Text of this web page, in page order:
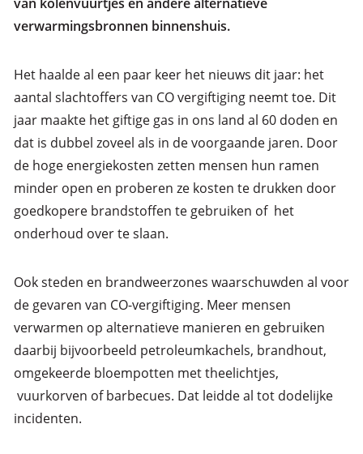
verwarmingsbronnen binnenshuis.
Het haalde al een paar keer het nieuws dit jaar: het
aantal slachtoffers van CO vergiftiging neemt toe. Dit
jaar maakte het giftige gas in ons land al 60 doden en
dat is dubbel zoveel als in de voorgaande jaren. Door
de hoge energiekosten zetten mensen hun ramen
minder open en proberen ze kosten te drukken door
goedkopere brandstoffen te gebruiken of het
onderhoud over te slaan.
Ook steden en brandweerzones waarschuwden al voor
de gevaren van CO-vergiftiging. Meer mensen
verwarmen op alternatieve manieren en gebruiken
daarbij bijvoorbeeld petroleumkachels, brandhout,
omgekeerde bloempotten met theelichtjes,
vuurkorven of barbecues. Dat leidde al tot dodelijke
incidenten.